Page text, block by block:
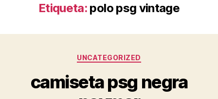
Etiqueta: polo psg vintage
Categorías
UNCATEGORIZED
camiseta psg negra